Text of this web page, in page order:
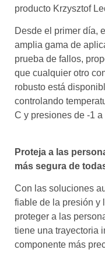
producto Krzysztof
Desde el primer día,
amplia gama de
prueba de fallos,
que cualquier otro
robusto está
controlando
C y presiones de -1 a
Proteja a las
más segura de
Con las soluciones
fiable de la presión y
proteger a las
tiene una trayectoria
componente más